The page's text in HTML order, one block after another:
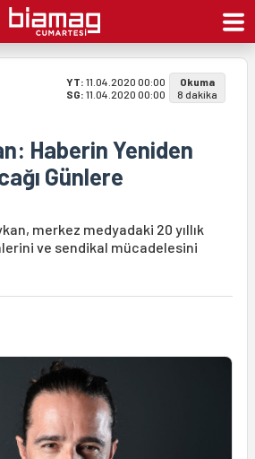
YT: 11.04.2020 00:00
SG: 11.04.2020 00:00
Okuma
8 dakika
Haberin Yeniden
Günlere
merkez medyadaki 20 yıllık
ve sendikal mücadelesini